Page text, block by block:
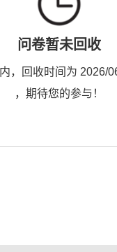
问卷暂未回收
，回收时间为 2026/
，期待您的参与！